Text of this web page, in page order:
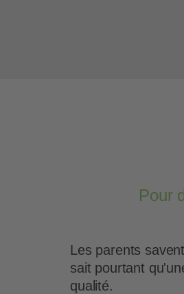
Pour
Les parents
sait pourtant
qualité.